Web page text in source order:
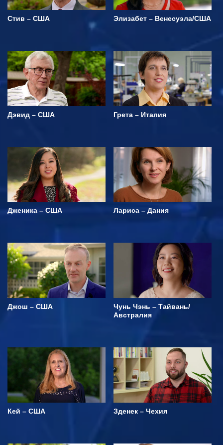
Стив – США Элизабет – Венесуэла/США
Дэвид – США Грета – Италия
Дженика – США Лариса – Дания
Джош – США
Чунь Чэнь – Тайвань/
Австралия
Кей – США Зденек – Чехия